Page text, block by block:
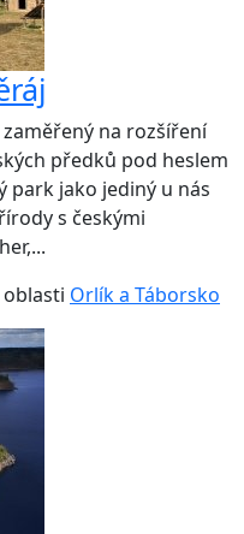
na rozšíření
předků pod heslem
park jako jediný u nás
s českými
Orlík a Táborsko